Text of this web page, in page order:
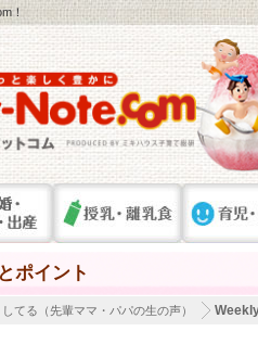
！
ポイント
てる（先輩ママ・パパの生の声）